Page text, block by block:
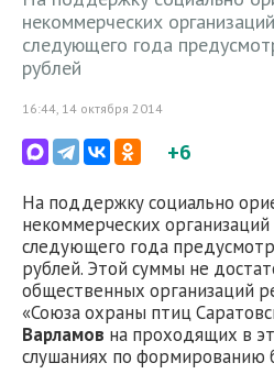
некоммерческих
следующего года
рублей
16:44, 14 октября 2014
+6
На поддержку социально
некоммерческих
следующего года
рублей. Этой суммы не
общественных организаций
«Союза охраны птиц
Варламов на проходящих в
слушаниях по формированию